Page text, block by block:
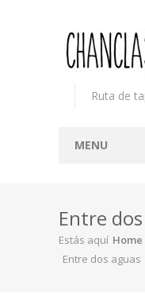
Ruta de
MENU
Concurso
Participantes
Entre
Estás aquí Home
Entre dos aguas